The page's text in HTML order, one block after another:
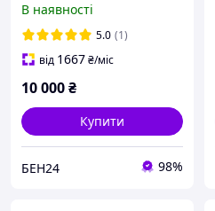
свердел змінний патрон
зубило
В наявності
5.0 (1)
від 1667₴/міс
10 000₴
Купити
БЕН24 98%